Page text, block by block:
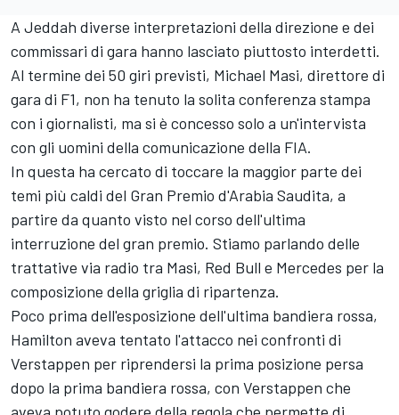
A Jeddah diverse interpretazioni della direzione e dei
commissari di gara hanno lasciato piuttosto interdetti.
Al termine dei 50 giri previsti, Michael Masi, direttore di
gara di F1, non ha tenuto la solita conferenza stampa
con i giornalisti, ma si è concesso solo a un'intervista
con gli uomini della comunicazione della FIA.
In questa ha cercato di toccare la maggior parte dei
temi più caldi del Gran Premio d'Arabia Saudita, a
partire da quanto visto nel corso dell'ultima
interruzione del gran premio. Stiamo parlando delle
trattative via radio tra Masi, Red Bull e Mercedes per la
composizione della griglia di ripartenza.
Poco prima dell'esposizione dell'ultima bandiera rossa,
Hamilton aveva tentato l'attacco nei confronti di
Verstappen per riprendersi la prima posizione persa
dopo la prima bandiera rossa, con Verstappen che